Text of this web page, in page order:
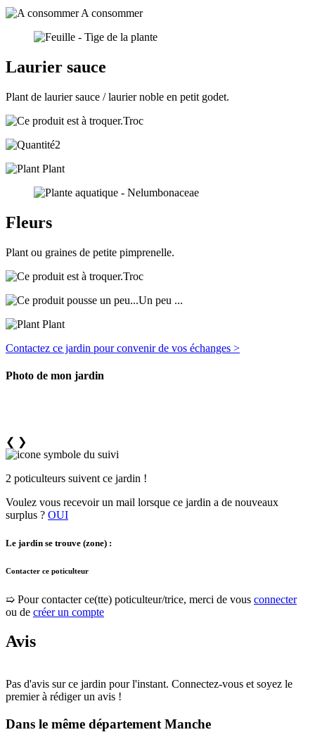
A consommer
Laurier sauce
Plant de laurier sauce / laurier noble en petit godet.
Troc
2
Plant
Fleurs
Plant ou graines de petite pimprenelle.
Troc
Un peu ...
Plant
Contactez ce jardin pour convenir de vos échanges >
Photo de mon jardin
❮ ❯
2 poticulteurs suivent ce jardin !
Voulez vous recevoir un mail lorsque ce jardin a de nouveaux
surplus ? OUI
Le jardin se trouve (zone) :
Contacter ce poticulteur
➯ Pour contacter ce(tte) poticulteur/trice, merci de vous connecter
ou de créer un compte
Avis
Pas d'avis sur ce jardin pour l'instant. Connectez-vous et soyez le
premier à rédiger un avis !
Dans le même département Manche